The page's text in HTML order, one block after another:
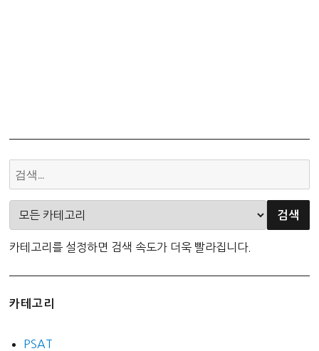
카테고리를 설정하면 검색 속도가 더욱 빨라집니다.
카테고리
PSAT